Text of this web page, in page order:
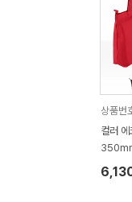
상품
컬러